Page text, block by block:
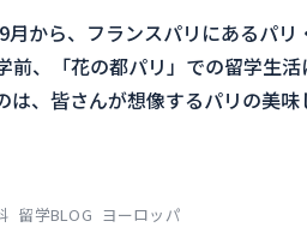
月から、フランスパリにあるパ
前、「花の都パリ」での留学生
は、皆さんが想像するパリの美
留学BLOG ヨーロッパ